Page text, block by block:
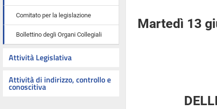
Comitato per la legislazione
Bollettino degli Organi Collegiali
Attività Legislativa
Attività di indirizzo, controllo e
conoscitiva
Martedì 13